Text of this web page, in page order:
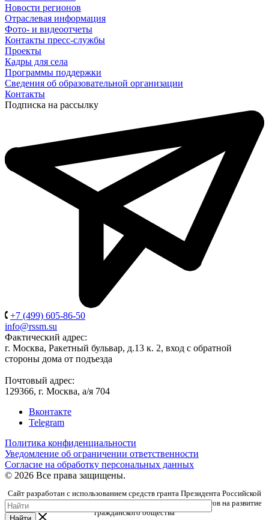
Новости регионов
Отраслевая информация
Фото- и видеоотчеты
Контакты пресс-службы
Проекты
Кадры для села
Программы поддержки
Сведения об образовательной организации
Контакты
Подписка на рассылку
+7 (499) 605-86-50
info@rssm.su
Фактический адрес:
г. Москва, Ракетный бульвар, д.13 к. 2, вход с обратной
стороны дома от подъезда
Почтовый адрес:
129366, г. Москва, а/я 704
Вконтакте
Telegram
Политика конфиденциальности
Уведомление об ограничении ответственности
Согласие на обработку персональных данных
© 2026 Все права защищены.
Сайт разработан с использованием средств гранта Президента Российской
Федерации, предоставленного Фондом президентских грантов на развитие
гражданского общества